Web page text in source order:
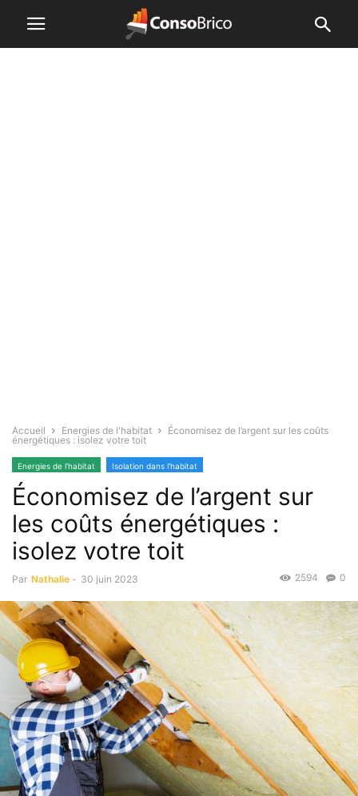
Accueil Energies de l'habitat
Économisez de l’argent sur les coûts
énergétiques : isolez votre toit
Energies de l'habitat Isolation dans l'habitat
Économisez de l’argent sur
les coûts énergétiques :
isolez votre toit
Par Nathalie - 30 juin 2023 0
2594